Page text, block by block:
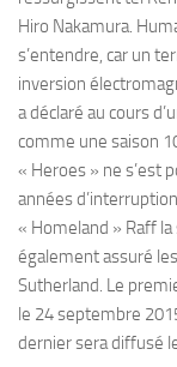
Hiro Nakamura.
s’entendre, car un
inversion
a déclaré au cours
comme une saison
« Heroes » ne s’est
années
« Homeland » Raff
également assuré
Sutherland. Le
le 24 septembre
dernier sera diffusé